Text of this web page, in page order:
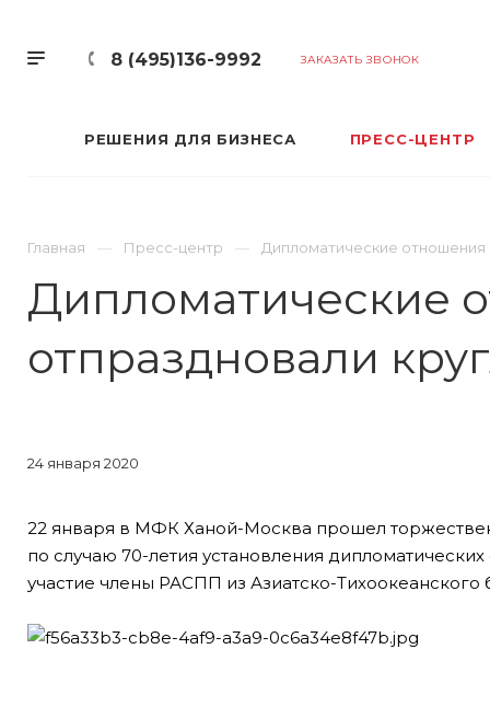
8 (495)136-9992 ЗАКАЗАТЬ ЗВОНОК
РЕШЕНИЯ ДЛЯ БИЗНЕСА ПРЕСС-ЦЕНТР
Главная Пресс-центр Дипломатические отношения
Дипломатические
отпраздновали
24 января 2020
22 января в МФК Ханой-Москва прошел
по случаю 70-летия установления
участие члены РАСПП из Азиатско-Тихоокеанского